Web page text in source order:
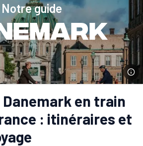
Notre guide
Danemark en train
: itinéraires et